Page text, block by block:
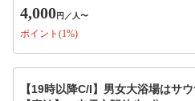
4,000円 ／人〜
ポイント(1%)
【19時以降C/I】男女大浴場はサ